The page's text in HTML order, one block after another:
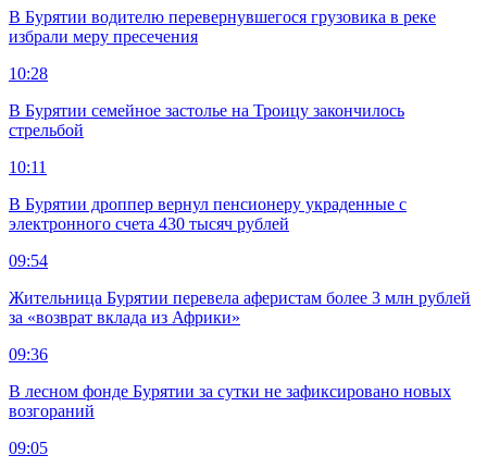
В Бурятии водителю перевернувшегося грузовика в реке
избрали меру пресечения
10:28
В Бурятии семейное застолье на Троицу закончилось
стрельбой
10:11
В Бурятии дроппер вернул пенсионеру украденные с
электронного счета 430 тысяч рублей
09:54
Жительница Бурятии перевела аферистам более 3 млн рублей
за «возврат вклада из Африки»
09:36
В лесном фонде Бурятии за сутки не зафиксировано новых
возгораний
09:05